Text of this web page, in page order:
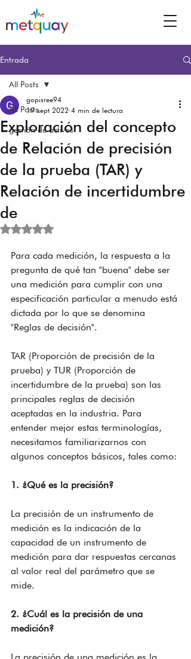
Entrada
All Posts
gestión de activos
All Posts
Exploración del concepto
de Relación de precisión
de la prueba (TAR) y
Relación de incertidumbre
de
gopisree94
19 sept 2022 4 min de lectura
Obtuvo NaN de 5 estrellas.
Para cada medición, la respuesta a la
pregunta de qué tan "buena" debe ser
una medición para cumplir con una
especificación particular a menudo está
dictada por lo que se denomina
"Reglas de decisión".
TAR (Proporción de precisión de la
prueba) y TUR (Proporción de
incertidumbre de la prueba) son las
principales reglas de decisión
aceptadas en la industria. Para
entender mejor estas terminologías,
necesitamos familiarizarnos con
algunos conceptos básicos, tales como:
1. ¿Qué es la precisión?
La precisión de un instrumento de
medición es la indicación de la
capacidad de un instrumento de
medición para dar respuestas cercanas
al valor real del parámetro que se
mide.
2. ¿Cuál es la precisión de una
medición?